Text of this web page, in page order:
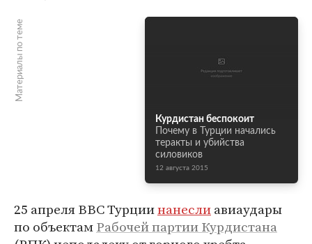
Материалы по теме
Курдистан беспокоит
Почему в Турции начались
теракты и убийства
силовиков
12 августа 2015
25 апреля ВВС Турциинанеслиавиаудары
по объектамРабочей партии Курдистана